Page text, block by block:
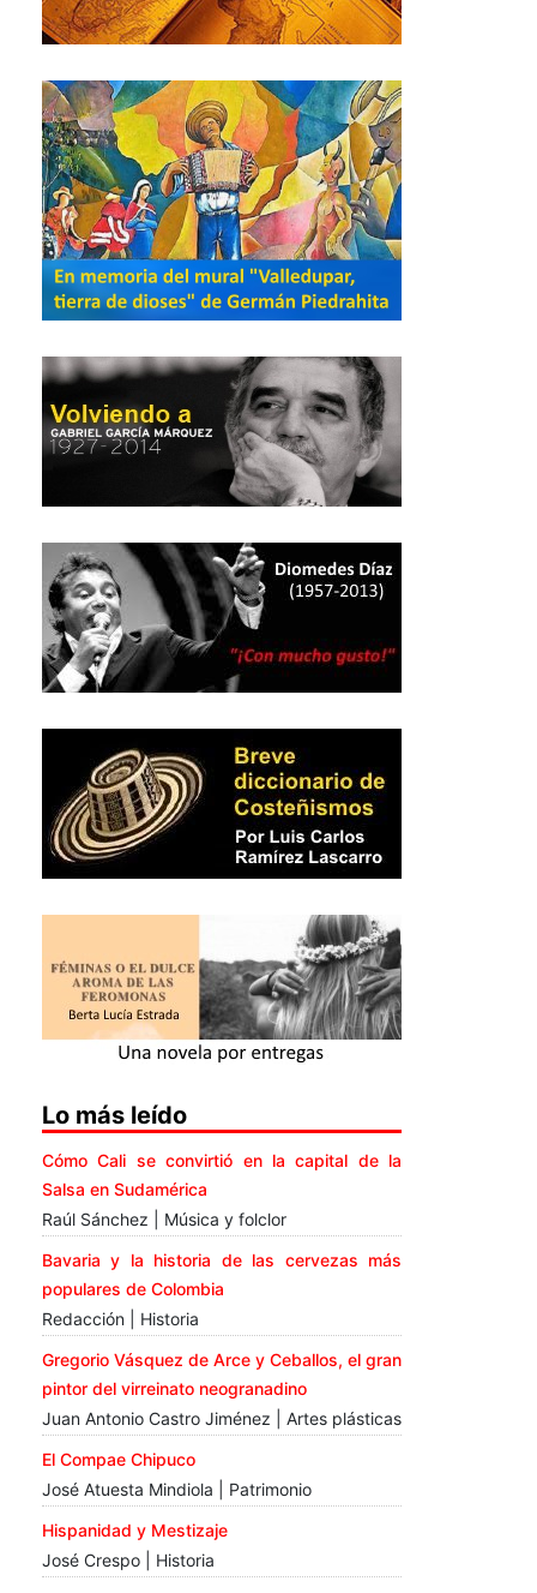
Lo más leído
Cómo Cali se convirtió en la capital de la
Salsa en Sudamérica
Raúl Sánchez | Música y folclor
Bavaria y la historia de las cervezas más
populares de Colombia
Redacción | Historia
Gregorio Vásquez de Arce y Ceballos, el gran
pintor del virreinato neogranadino
Juan Antonio Castro Jiménez | Artes plásticas
El Compae Chipuco
José Atuesta Mindiola | Patrimonio
Hispanidad y Mestizaje
José Crespo | Historia